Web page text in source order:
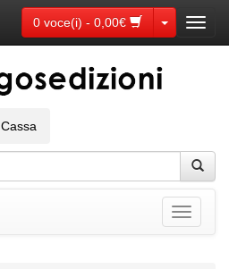
0 voce(i) - 0,00€ Toggle
Cassa
Toggle